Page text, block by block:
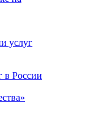
услуг
в России